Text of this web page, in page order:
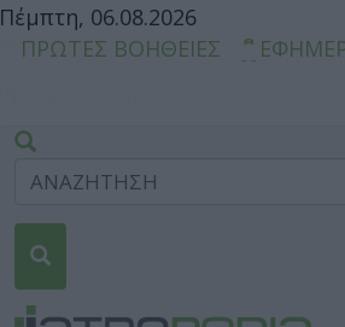
Πέμπτη, 06.08.2026
ΠΡΩΤΕΣ ΒΟΗΘΕΙΕΣ